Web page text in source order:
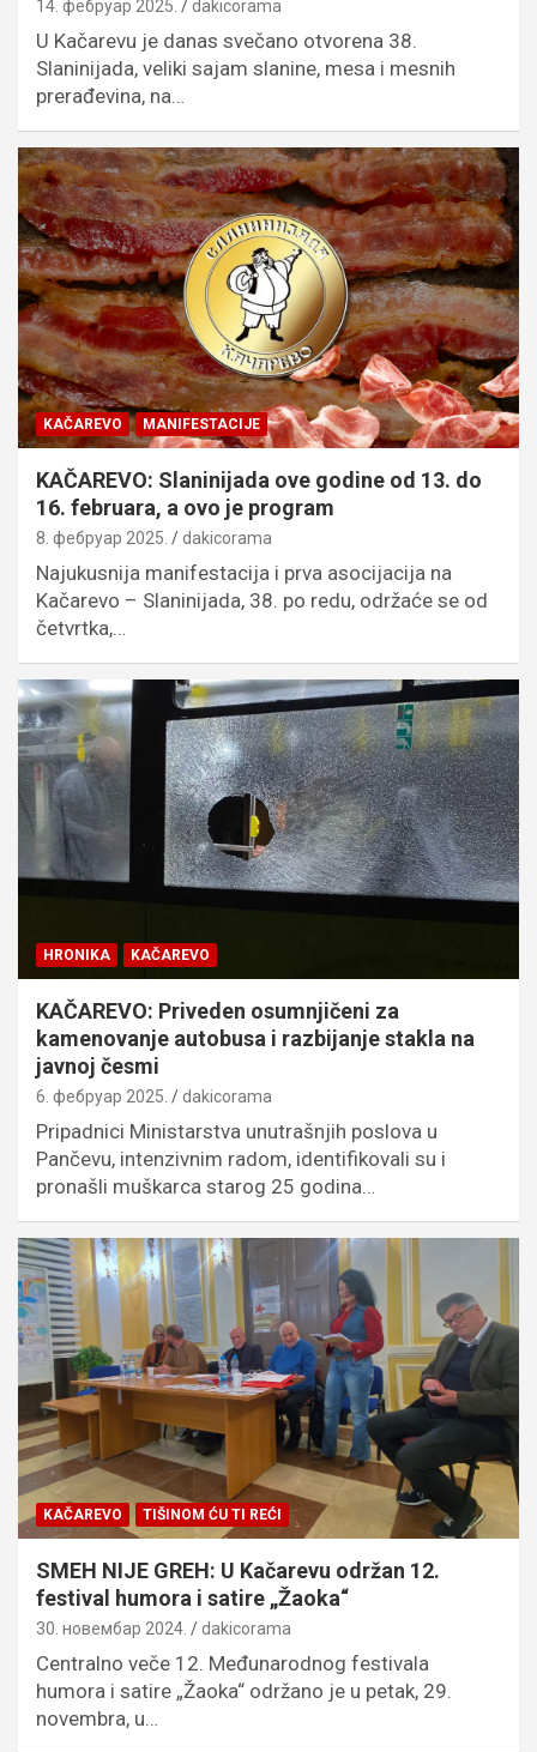
14. фебруар 2025. dakicorama
U Kačarevu je danas svečano otvorena 38.
Slaninijada, veliki sajam slanine, mesa i mesnih
prerađevina, na…
KAČAREVO MANIFESTACIJE
KAČAREVO: Slaninijada ove godine od 13. do
16. februara, a ovo je program
8. фебруар 2025. dakicorama
Najukusnija manifestacija i prva asocijacija na
Kačarevo – Slaninijada, 38. po redu, održaće se od
četvrtka,…
HRONIKA KAČAREVO
KAČAREVO: Priveden osumnjičeni za
kamenovanje autobusa i razbijanje stakla na
javnoj česmi
6. фебруар 2025. dakicorama
Pripadnici Ministarstva unutrašnjih poslova u
Pančevu, intenzivnim radom, identifikovali su i
pronašli muškarca starog 25 godina…
KAČAREVO TIŠINOM ĆU TI REĆI
SMEH NIJE GREH: U Kačarevu održan 12.
festival humora i satire „Žaoka“
30. новембар 2024. dakicorama
Centralno veče 12. Međunarodnog festivala
humora i satire „Žaoka“ održano je u petak, 29.
novembra, u…